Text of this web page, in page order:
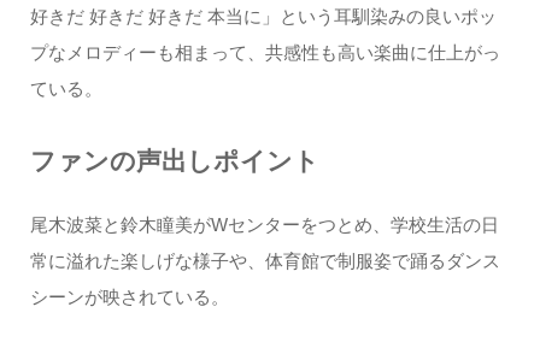
好きだ 好きだ 好きだ 本当に」という耳馴染みの良いポッ
プなメロディーも相まって、共感性も高い楽曲に仕上がっ
ている。
ファンの声出しポイント
尾木波菜と鈴木瞳美がWセンターをつとめ、学校生活の日
常に溢れた楽しげな様子や、体育館で制服姿で踊るダンス
シーンが映されている。